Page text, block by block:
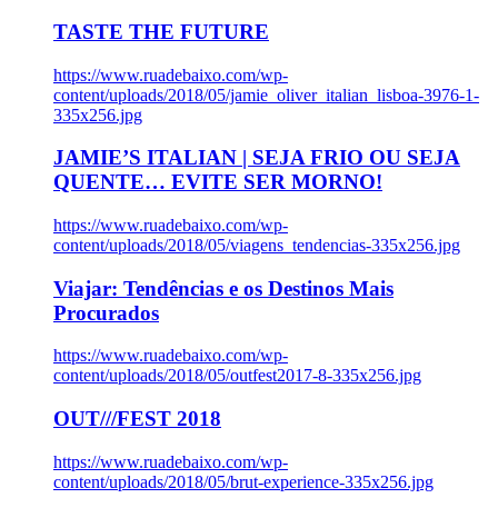
TASTE THE FUTURE
https://www.ruadebaixo.com/wp-
content/uploads/2018/05/jamie_oliver_italian_lisboa-3976-1-
335x256.jpg
JAMIE’S ITALIAN | SEJA FRIO OU SEJA
QUENTE… EVITE SER MORNO!
https://www.ruadebaixo.com/wp-
content/uploads/2018/05/viagens_tendencias-335x256.jpg
Viajar: Tendências e os Destinos Mais
Procurados
https://www.ruadebaixo.com/wp-
content/uploads/2018/05/outfest2017-8-335x256.jpg
OUT///FEST 2018
https://www.ruadebaixo.com/wp-
content/uploads/2018/05/brut-experience-335x256.jpg